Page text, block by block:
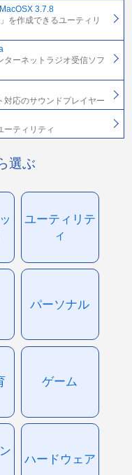
3.7.8
を作成できるユーティリ
ターネットラジオ受信ソフ
応のサウンドプレイヤー
ーティリティ
選ぶ
ユーティリテ
ィ
パーソナル
ゲーム
ハードウェア